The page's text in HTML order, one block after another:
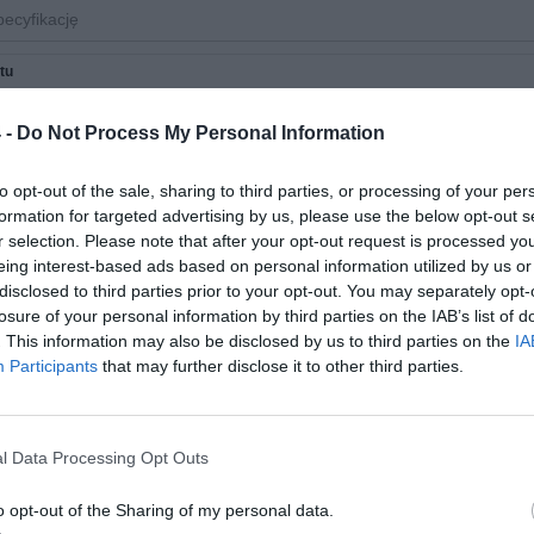
- Do Not Process My Personal Information
opt-out of the sale, sharing to third parties, or processing of your
for targeted advertising by us, please use the below opt-out
selection. Please note that after your opt-out request is processed
interest-based ads based on personal information utilized by us
to third parties prior to your opt-out. You may separately
of your personal information by third parties on the IAB’s list of
This information may also be disclosed by us to third parties on the
Participants that may further disclose it to other third parties.
Data Processing Opt Outs
opt-out of the Sharing of my personal data.
pod kątem wydajności konstrukcja w niewielkiej obudowie SFF z
Jeśli zajmujesz się tworzeniem stron
płynny obraz wyższej jakości za każdym razem.
połączeniaZintegrowana karta Wi-Fi 6E i Bluetooth 5.2 z technologią vPro.
Stacja robocza
3 Lata ProSupport
system zabezpieczeń Trusted Platform Module (TPM 2.0) Security